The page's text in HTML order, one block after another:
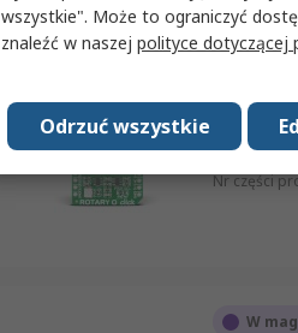
Pokrętło
Nr art. RS
Nr części
W
wszystkie". Może to ograniczyć
znaleźć w naszej polityce dotyczącej
Odrzuć wszystkie